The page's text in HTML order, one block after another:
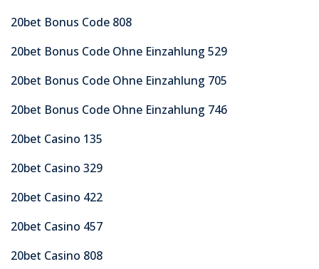
20bet Bonus Code 808
20bet Bonus Code Ohne Einzahlung 529
20bet Bonus Code Ohne Einzahlung 705
20bet Bonus Code Ohne Einzahlung 746
20bet Casino 135
20bet Casino 329
20bet Casino 422
20bet Casino 457
20bet Casino 808